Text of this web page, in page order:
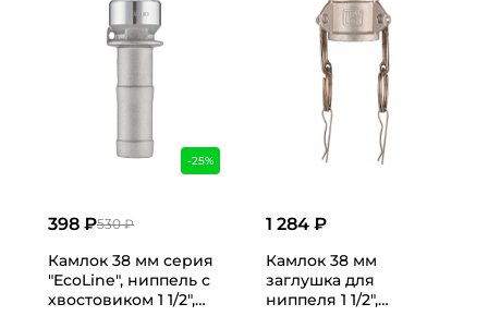
-25%
530 ₽
398 ₽
Камлок 38 мм серия
"EcoLine", ниппель с
хвостовиком 1 1/2",
1 284 ₽
Камлок 38 мм
заглушка для
ниппеля 1 1/2",